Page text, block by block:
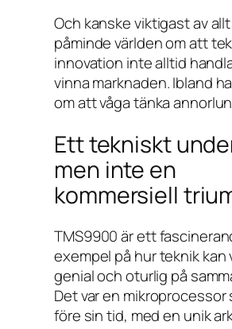
Och kanske viktigast av
påminde världen om att
innovation inte alltid
vinna marknaden. Ibland
om att våga tänka
Ett tekniskt
men inte en
kommersiell
TMS9900 är ett
exempel på hur teknik kan
genial och oturlig på
Det var en mikroprocessor
före sin tid, med en unik